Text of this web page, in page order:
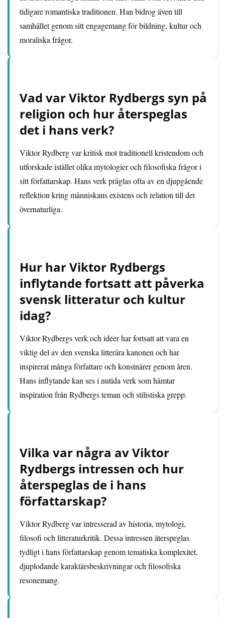
tidigare romantiska traditionen. Han bidrog även till
samhället genom sitt engagemang för bildning, kultur och
moraliska frågor.
Vad var Viktor Rydbergs syn på
religion och hur återspeglas
det i hans verk?
Viktor Rydberg var kritisk mot traditionell kristendom och
utforskade istället olika mytologier och filosofiska frågor i
sitt författarskap. Hans verk präglas ofta av en djupgående
reflektion kring människans existens och relation till det
övernaturliga.
Hur har Viktor Rydbergs
inflytande fortsatt att påverka
svensk litteratur och kultur
idag?
Viktor Rydbergs verk och idéer har fortsatt att vara en
viktig del av den svenska litterära kanonen och har
inspirerat många författare och konstnärer genom åren.
Hans inflytande kan ses i nutida verk som hämtar
inspiration från Rydbergs teman och stilistiska grepp.
Vilka var några av Viktor
Rydbergs intressen och hur
återspeglas de i hans
författarskap?
Viktor Rydberg var intresserad av historia, mytologi,
filosofi och litteraturkritik. Dessa intressen återspeglas
tydligt i hans författarskap genom tematiska komplexitet,
djuplodande karaktärsbeskrivningar och filosofiska
resonemang.